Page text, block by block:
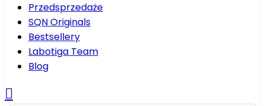
Przedsprzedaże
SQN Originals
Bestsellery
Labotiga Team
Blog
